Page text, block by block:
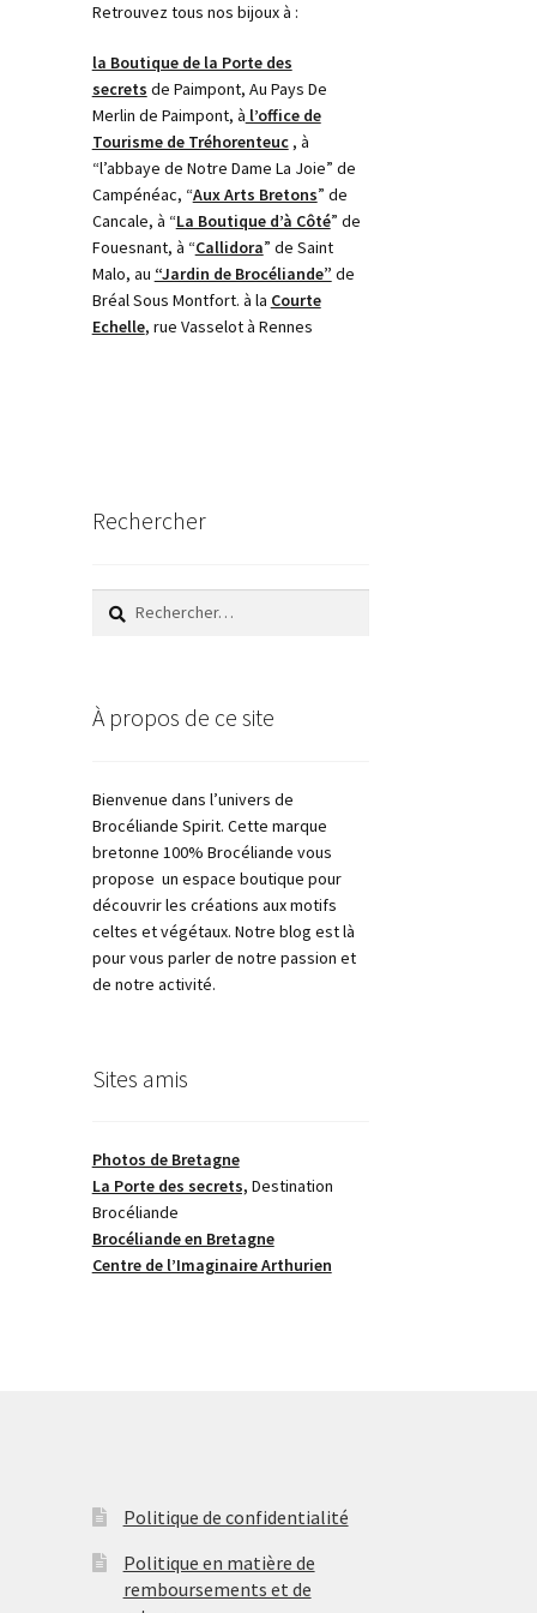
Retrouvez tous nos bijoux à :
la Boutique de la Porte des
secrets de Paimpont, Au Pays De
Merlin de Paimpont, à l’office de
Tourisme de Tréhorenteuc, à
“l’abbaye de Notre Dame La Joie” de
Campénéac, “Aux Arts Bretons” de
Cancale, à “La Boutique d’à Côté” de
Fouesnant, à “Callidora” de Saint
Malo, au “Jardin de Brocéliande” de
Bréal Sous Montfort. à la Courte
Echelle, rue Vasselot à Rennes
Rechercher
Rechercher :
À propos de ce site
Bienvenue dans l’univers de
Brocéliande Spirit. Cette marque
bretonne 100% Brocéliande vous
propose un espace boutique pour
découvrir les créations aux motifs
celtes et végétaux. Notre blog est là
pour vous parler de notre passion et
de notre activité.
Sites amis
Photos de Bretagne
La Porte des secrets, Destination
Brocéliande
Brocéliande en Bretagne
Centre de l’Imaginaire Arthurien
Politique de confidentialité
Politique en matière de
remboursements et de